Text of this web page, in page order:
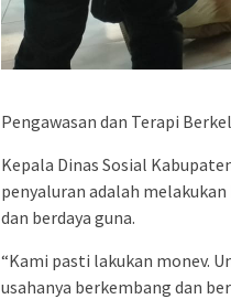
Pengawasan dan Terapi
Kepala Dinas Sosial
penyaluran adalah
dan berdaya guna.
“Kami pasti lakukan monev.
usahanya berkembang dan